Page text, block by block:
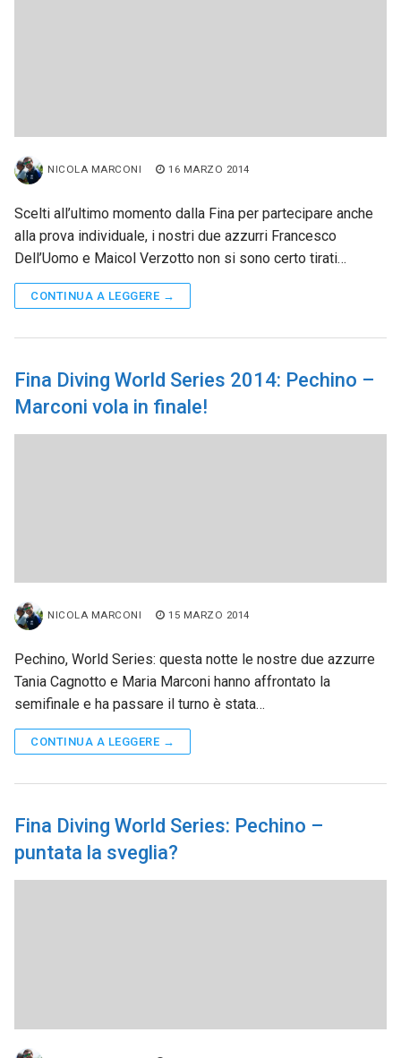
NICOLA MARCONI 16 MARZO 2014
Scelti all’ultimo momento dalla Fina per partecipare anche
alla prova individuale, i nostri due azzurri Francesco
Dell’Uomo e Maicol Verzotto non si sono certo tirati…
CONTINUA A LEGGERE →
Fina Diving World Series 2014: Pechino –
Marconi vola in finale!
NICOLA MARCONI 15 MARZO 2014
Pechino, World Series: questa notte le nostre due azzurre
Tania Cagnotto e Maria Marconi hanno affrontato la
semifinale e ha passare il turno è stata…
CONTINUA A LEGGERE →
Fina Diving World Series: Pechino –
puntata la sveglia?